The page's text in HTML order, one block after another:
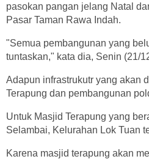
pasokan pangan jelang Natal
Pasar Taman Rawa Indah.
"Semua pembangunan yang
tuntaskan," kata dia, Senin (21/
Adapun infrastrukutr yang akan
Terapung dan pembangunan
Untuk Masjid Terapung yang
Selambai, Kelurahan Lok Tuan
Karena masjid terapung akan